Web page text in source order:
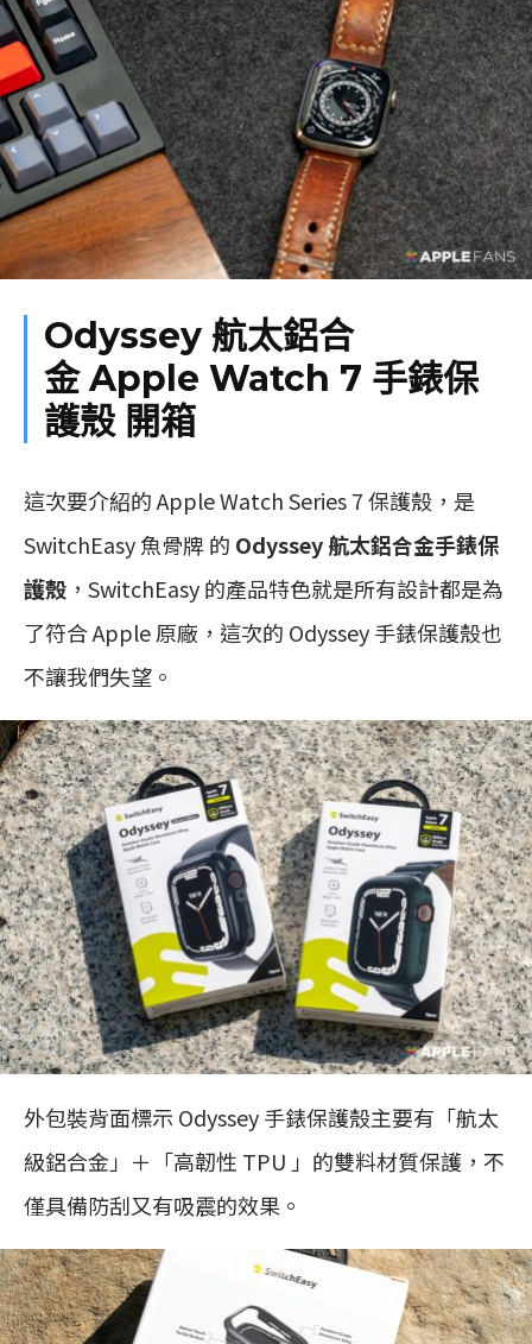
Odyssey 航太鋁合
金Apple Watch 7 手錶保
護殼 開箱
這次要介紹的 Apple Watch Series 7 保護殼，是
SwitchEasy 魚骨牌 的 Odyssey 航太鋁合金手錶保
護殼 ，SwitchEasy 的產品特色就是所有設計都是為
了符合 Apple 原廠，這次的 Odyssey 手錶保護殼也
不讓我們失望。
外包裝背面標示 Odyssey 手錶保護殼主要有「航太
級鋁合金」＋「高韌性 TPU 」的雙料材質保護，不
僅具備防刮又有吸震的效果。